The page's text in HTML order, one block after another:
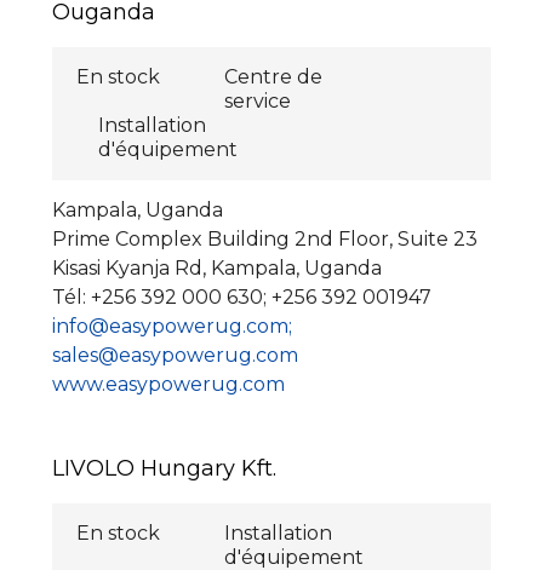
Ouganda
En stock
Centre de
service
Installation
d'équipement
Kampala, Uganda
Prime Complex Building 2nd Floor, Suite 23
Kisasi Kyanja Rd, Kampala, Uganda
Tél: +256 392 000 630; +256 392 001947
info@easypowerug.com;
sales@easypowerug.com
www.easypowerug.com
LIVOLO Hungary Kft.
En stock
Installation
d'équipement